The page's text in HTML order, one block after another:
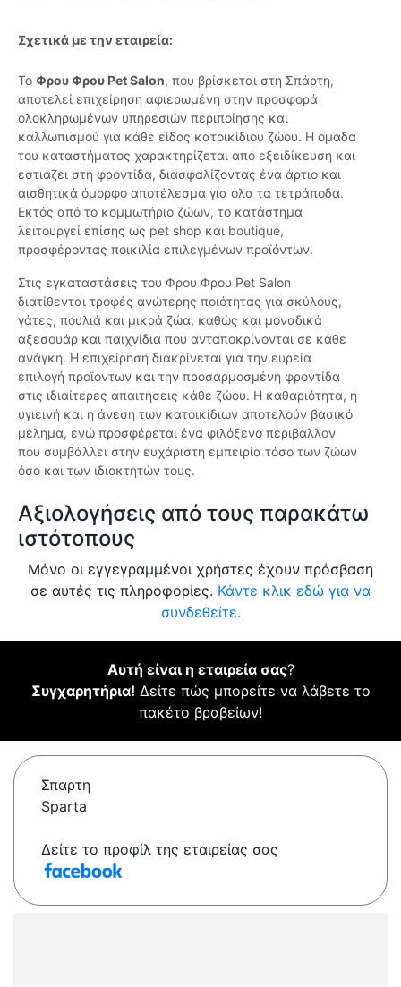
Σχετικά με την εταιρεία:
Το Φρου Φρου Pet Salon, που βρίσκεται στη Σπάρτη,
αποτελεί επιχείρηση αφιερωμένη στην προσφορά
ολοκληρωμένων υπηρεσιών περιποίησης και
καλλωπισμού για κάθε είδος κατοικίδιου ζώου. Η ομάδα
του καταστήματος χαρακτηρίζεται από εξειδίκευση και
εστιάζει στη φροντίδα, διασφαλίζοντας ένα άρτιο και
αισθητικά όμορφο αποτέλεσμα για όλα τα τετράποδα.
Εκτός από το κομμωτήριο ζώων, το κατάστημα
λειτουργεί επίσης ως pet shop και boutique,
προσφέροντας ποικιλία επιλεγμένων προϊόντων.
Στις εγκαταστάσεις του Φρου Φρου Pet Salon
διατίθενται τροφές ανώτερης ποιότητας για σκύλους,
γάτες, πουλιά και μικρά ζώα, καθώς και μοναδικά
αξεσουάρ και παιχνίδια που ανταποκρίνονται σε κάθε
ανάγκη. Η επιχείρηση διακρίνεται για την ευρεία
επιλογή προϊόντων και την προσαρμοσμένη φροντίδα
στις ιδιαίτερες απαιτήσεις κάθε ζώου. Η καθαριότητα, η
υγιεινή και η άνεση των κατοικίδιων αποτελούν βασικό
μέλημα, ενώ προσφέρεται ένα φιλόξενο περιβάλλον
που συμβάλλει στην ευχάριστη εμπειρία τόσο των ζώων
όσο και των ιδιοκτητών τους.
Αξιολογήσεις από τους παρακάτω
ιστότοπους
Μόνο οι εγγεγραμμένοι χρήστες έχουν πρόσβαση
σε αυτές τις πληροφορίες. Κάντε κλικ εδώ για να
συνδεθείτε.
Αυτή είναι η εταιρεία σας?
Συγχαρητήρια! Δείτε πώς μπορείτε να λάβετε το
πακέτο βραβείων!
Σπαρτη
Sparta
Δείτε το προφίλ της εταιρείας σας